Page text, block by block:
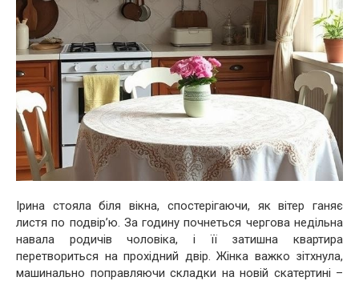
Ірина стояла біля вікна, спостерігаючи, як вітер ганяє
листя по подвір’ю. За годину почнеться чергова недільна
навала родичів чоловіка, і її затишна квартира
перетвориться на прохідний двір. Жінка важко зітхнула,
машинально поправляючи складки на новій скатертині –